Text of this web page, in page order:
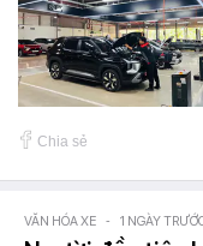
Chia sẻ
VĂN HÓA XE - 1 NGÀY